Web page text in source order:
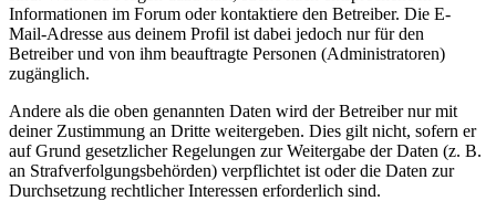
Informationen im Forum oder kontaktiere den Betreiber. Die E-
Mail-Adresse aus deinem Profil ist dabei jedoch nur für den
Betreiber und von ihm beauftragte Personen (Administratoren)
zugänglich.
Andere als die oben genannten Daten wird der Betreiber nur mit
deiner Zustimmung an Dritte weitergeben. Dies gilt nicht, sofern er
auf Grund gesetzlicher Regelungen zur Weitergabe der Daten (z. B.
an Strafverfolgungsbehörden) verpflichtet ist oder die Daten zur
Durchsetzung rechtlicher Interessen erforderlich sind.